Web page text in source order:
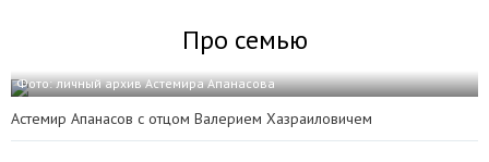
Про семью
Фото: личный архив Астемира Апанасова
Астемир Апанасов с отцом Валерием Хазраиловичем